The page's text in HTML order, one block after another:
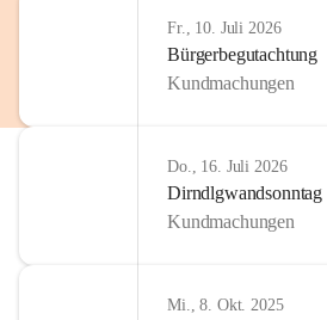
Fr., 10. Juli 2026
Bürgerbegutachtung
Kundmachungen
Do., 16. Juli 2026
Dirndlgwandsonntag
Kundmachungen
Mi., 8. Okt. 2025